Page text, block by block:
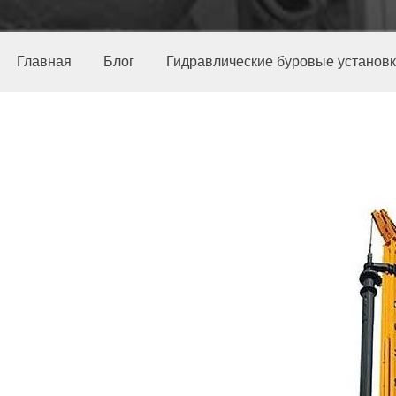
Главная Блог Гидравлические буровые